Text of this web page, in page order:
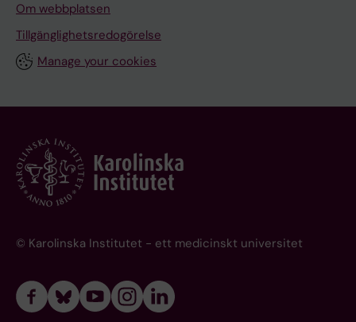
Om webbplatsen
Tillgänglighetsredogörelse
Manage your cookies
© Karolinska Institutet - ett medicinskt universitet